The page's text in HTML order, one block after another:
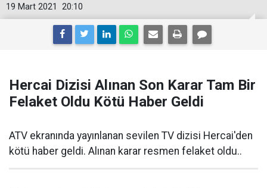
20:10
19 Mart 2021
Hercai Dizisi Alınan Son Karar Tam Bir
Felaket Oldu Kötü Haber Geldi
ATV ekranında yayınlanan sevilen TV dizisi Hercai'den
kötü haber geldi. Alınan karar resmen felaket oldu..